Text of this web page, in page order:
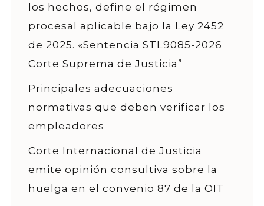
los hechos, define el régimen
procesal aplicable bajo la Ley 2452
de 2025. «Sentencia STL9085-2026
Corte Suprema de Justicia”
Principales adecuaciones
normativas que deben verificar los
empleadores
Corte Internacional de Justicia
emite opinión consultiva sobre la
huelga en el convenio 87 de la OIT